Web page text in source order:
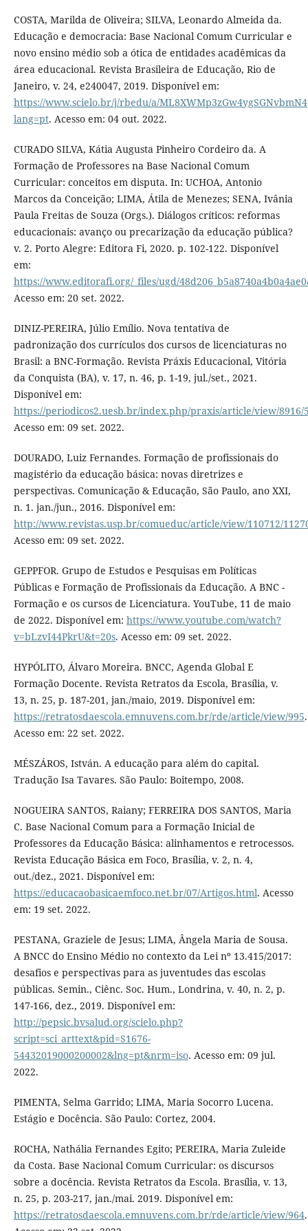
COSTA, Marilda de Oliveira; SILVA, Leonardo Almeida da.
Educação e democracia: Base Nacional Comum Curricular e
novo ensino médio sob a ótica de entidades acadêmicas da
área educacional. Revista Brasileira de Educação, Rio de
Janeiro, v. 24, e240047, 2019. Disponível em:
https://www.scielo.br/j/rbedu/a/
lang=pt. Acesso em: 04 out. 2022.
CURADO SILVA, Kátia Augusta Pinheiro Cordeiro da. A
Formação de Professores na Base Nacional Comum
Curricular: conceitos em disputa. In: UCHOA, Antonio
Marcos da Conceição; LIMA, Átila de Menezes; SENA, Ivânia
Paula Freitas de Souza (Orgs.). Diálogos críticos: reformas
educacionais: avanço ou precarização da educação pública?
v. 2. Porto Alegre: Editora Fi, 2020. p. 102-122. Disponível
em:
https://www.editorafi.org/_files/ugd/
Acesso em: 20 set. 2022.
DINIZ-PEREIRA, Júlio Emílio. Nova tentativa de
padronização dos currículos dos cursos de licenciaturas no
Brasil: a BNC-Formação. Revista Práxis Educacional, Vitória
da Conquista (BA), v. 17, n. 46, p. 1-19, jul./set., 2021.
Disponível em:
https://periodicos2.uesb.br/index.php/praxis/article/view/8916/
Acesso em: 09 set. 2022.
DOURADO, Luiz Fernandes. Formação de profissionais do
magistério da educação básica: novas diretrizes e
perspectivas. Comunicação & Educação, São Paulo, ano XXI,
n. 1. jan./jun., 2016. Disponível em:
http://www.revistas.usp.br/comueduc/article/view/110712/
Acesso em: 09 set. 2022.
GEPPFOR. Grupo de Estudos e Pesquisas em Políticas
Públicas e Formação de Profissionais da Educação. A BNC -
Formação e os cursos de Licenciatura. YouTube, 11 de maio
de 2022. Disponível em: https://www.youtube.com/watch?
v=bLzvI44PkrU&t=20s. Acesso em: 09 set. 2022.
HYPÓLITO, Álvaro Moreira. BNCC, Agenda Global E
Formação Docente. Revista Retratos da Escola, Brasília, v.
13, n. 25, p. 187-201, jan./maio, 2019. Disponível em:
https://retratosdaescola.emnuvens.com.br/rde/article/view/995.
Acesso em: 22 set. 2022.
MÉSZÁROS, István. A educação para além do capital.
Tradução Isa Tavares. São Paulo: Boitempo, 2008.
NOGUEIRA SANTOS, Raiany; FERREIRA DOS SANTOS, Maria
C. Base Nacional Comum para a Formação Inicial de
Professores da Educação Básica: alinhamentos e retrocessos.
Revista Educação Básica em Foco, Brasília, v. 2, n. 4,
out./dez., 2021. Disponível em:
https://educacaobasicaemfoco.net.br/07/Artigos.html. Acesso
em: 19 set. 2022.
PESTANA, Graziele de Jesus; LIMA, Ângela Maria de Sousa.
A BNCC do Ensino Médio no contexto da Lei nº 13.415/2017:
desafios e perspectivas para as juventudes das escolas
públicas. Semin., Ciênc. Soc. Hum., Londrina, v. 40, n. 2, p.
147-166, dez., 2019. Disponível em:
http://pepsic.bvsalud.org/scielo.php?
script=sci_arttext&pid=S1676-
54432019000200002&lng=pt&nrm=iso. Acesso em: 09 jul.
2022.
PIMENTA, Selma Garrido; LIMA, Maria Socorro Lucena.
Estágio e Docência. São Paulo: Cortez, 2004.
ROCHA, Nathália Fernandes Egito; PEREIRA, Maria Zuleide
da Costa. Base Nacional Comum Curricular: os discursos
sobre a docência. Revista Retratos da Escola. Brasília, v. 13,
n. 25, p. 203-217, jan./mai. 2019. Disponível em:
https://retratosdaescola.emnuvens.com.br/rde/article/view/964.